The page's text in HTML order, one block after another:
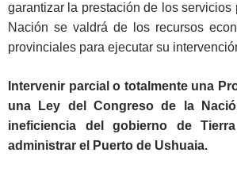
garantizar la prestación de los servicios
Nación se valdrá de los recursos
provinciales para ejecutar su
Intervenir parcial o totalmente una
una Ley del Congreso de la
ineficiencia del gobierno de
administrar el Puerto de Ushuaia.